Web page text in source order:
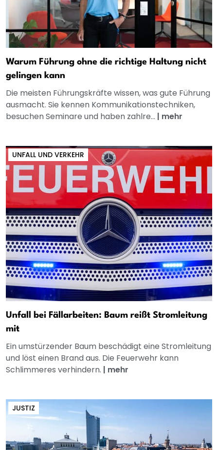
Warum Führung ohne die richtige Haltung nicht
gelingen kann
Die meisten Führungskräfte wissen, was gute Führung
ausmacht. Sie kennen Kommunikationstechniken,
besuchen Seminare und haben zahlre... | mehr
UNFALL UND VERKEHR
Unfall bei Fällarbeiten: Baum reißt Stromleitung
mit
Ein umstürzender Baum beschädigt eine Stromleitung
und löst einen Brand aus. Die Feuerwehr kann
Schlimmeres verhindern. | mehr
JUSTIZ